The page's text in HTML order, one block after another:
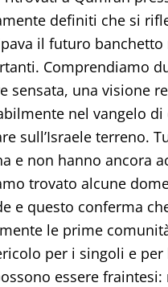
definiti che si
il futuro
Comprendiamo
sensata, una visione
nel vangelo
sull’Israele terreno.
e non hanno ancora
trovato alcune
e questo conferma
le prime
per i singoli e
essere